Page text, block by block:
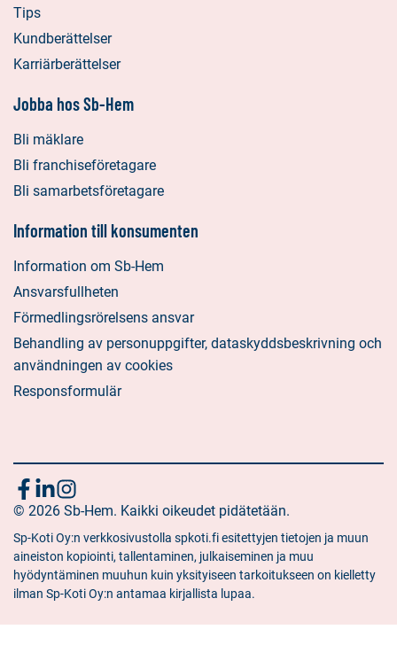
Tips
Kundberättelser
Karriärberättelser
Jobba hos Sb-Hem
Bli mäklare
Bli franchiseföretagare
Bli samarbetsföretagare
Information till konsumenten
Information om Sb-Hem
Ansvarsfullheten
Förmedlingsrörelsens ansvar
Behandling av personuppgifter, dataskyddsbeskrivning och
användningen av cookies
Responsformulär
Följ
oss
Sociala
media:
facebook
Sociala
media:
linkedin
Sociala
media:
instagram
© 2026 Sb-Hem. Kaikki oikeudet pidätetään.
Sp-Koti Oy:n verkkosivustolla spkoti.fi esitettyjen tietojen ja muun
aineiston kopiointi, tallentaminen, julkaiseminen ja muu
hyödyntäminen muuhun kuin yksityiseen tarkoitukseen on kielletty
ilman Sp-Koti Oy:n antamaa kirjallista lupaa.